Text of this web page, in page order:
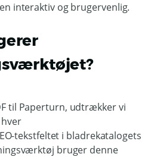
interaktiv og brugervenlig.
til Paperturn, udtrækker vi
tekstfeltet i bladrekatalogets
bruger denne